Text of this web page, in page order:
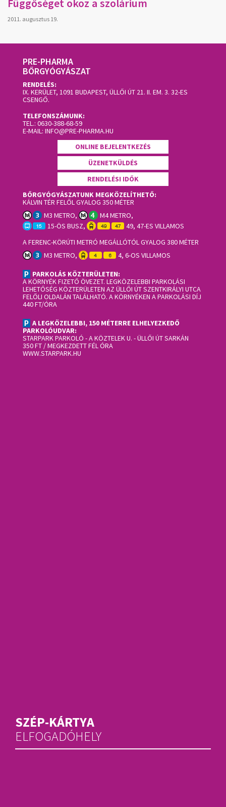
Függőséget okoz a szolárium
2011. augusztus 19.
PRE-PHARMA
BŐRGYÓGYÁSZAT
RENDELÉS:
IX. KERÜLET, 1091 BUDAPEST, ÜLLŐI ÚT 21. II. EM. 3. 32-ES
CSENGŐ.
TELEFONSZÁMUNK:
TEL.: 0630-388-68-59
E-MAIL: INFO@PRE-PHARMA.HU
ONLINE BEJELENTKEZÉS
ÜZENETKÜLDÉS
RENDELÉSI IDŐK
BŐRGYÓGYÁSZATUNK MEGKÖZELÍTHETŐ:
KÁLVIN TÉR FELŐL GYALOG 350 MÉTER
M3 METRO,
M4 METRO,
15-ÖS BUSZ,
49, 47-ES VILLAMOS
A FERENC-KÖRÚTI METRÓ MEGÁLLÓTÓL GYALOG 380 MÉTER
M3 METRO,
4, 6-OS VILLAMOS
PARKOLÁS KÖZTERÜLETEN:
A KÖRNYÉK FIZETŐ ÖVEZET. LEGKÖZELEBBI PARKOLÁSI
LEHETŐSÉG KÖZTERÜLETEN AZ ÜLLŐI ÚT SZENTKIRÁLYI UTCA
FELŐLI OLDALÁN TALÁLHATÓ. A KÖRNYÉKEN A PARKOLÁSI DÍJ
440 FT/ÓRA
A LEGKÖZELEBBI, 150 MÉTERRE ELHELYEZKEDŐ
PARKOLÓUDVAR:
STARPARK PARKOLÓ - A KÖZTELEK U. - ÜLLŐI ÚT SARKÁN
350 FT / MEGKEZDETT FÉL ÓRA
WWW.STARPARK.HU
SZÉP-KÁRTYA
ELFOGADÓHELY